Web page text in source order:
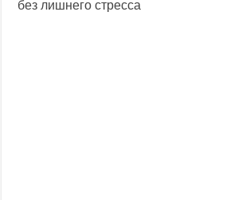
без лишнего стресса